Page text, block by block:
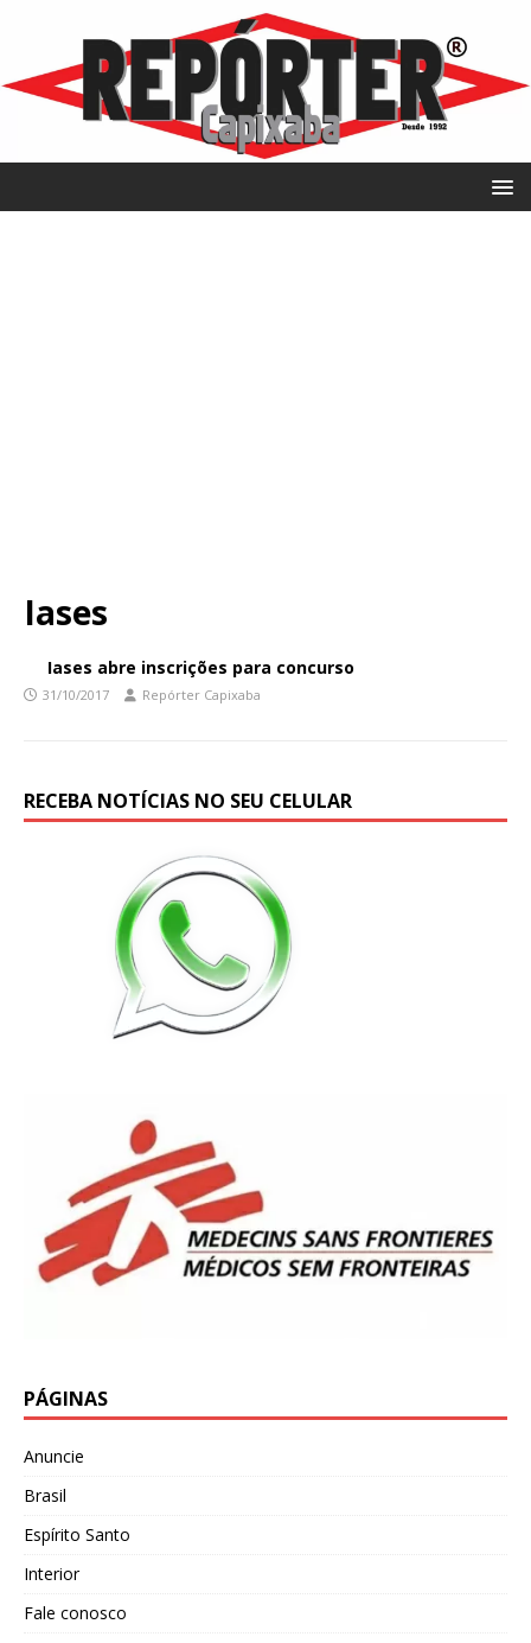
Iases
Iases abre inscrições para concurso
31/10/2017 Repórter Capixaba
RECEBA NOTÍCIAS NO SEU CELULAR
PÁGINAS
Anuncie
Brasil
Espírito Santo
Interior
Fale conosco